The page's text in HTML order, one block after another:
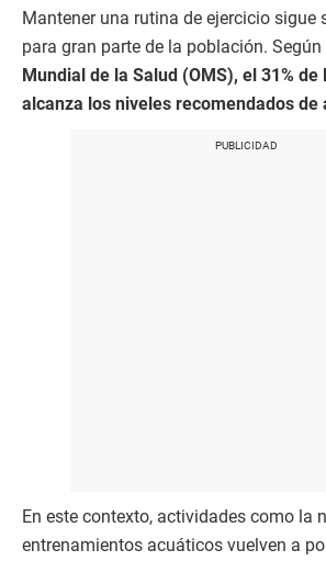
Mantener una rutina de ejercicio sigue
para gran parte de la población. Según
Mundial de la Salud (OMS), el 31% de
alcanza los niveles recomendados de
En este contexto, actividades como la
entrenamientos acuáticos vuelven a